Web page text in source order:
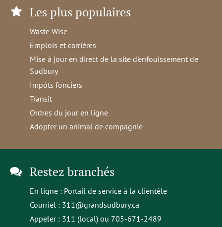
Les plus populaires
Waste Wise
Emplois et carrières
Mise à jour en direct de la site d'enfouissement de
Sudbury
Impôts fonciers
Transit
Ordres du jour en ligne
Adopter un animal de compagnie
Restez branchés
En ligne : Portail de service à la clientèle
Courriel : 311@grandsudbury.ca
Appeler : 311 (local) ou 705-671-2489